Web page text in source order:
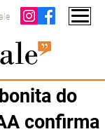
do
confirma